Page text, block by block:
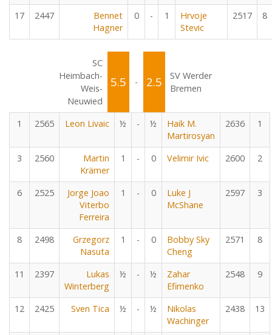
17 2447
Bennet
Hagner
0 - 1
Hrvoje
Stevic
2517 8
SC
Heimbach-
Weis-
Neuwied
5.5 - 2.5
SV Werder
Bremen
1 2565 Leon Livaic ½ - ½
Haik M.
Martirosyan
2636 1
3 2560
Martin
Krämer
1 - 0 Velimir Ivic 2600 2
6 2525
Jorge Joao
Viterbo
Ferreira
1 - 0
Luke J
McShane
2597 3
8 2498
Grzegorz
Nasuta
1 - 0
Bobby Sky
Cheng
2571 8
11 2397
Lukas
Winterberg
½ - ½
Zahar
Efimenko
2548 9
12 2425 Sven Tica ½ - ½
Nikolas
Wachinger
2438 13